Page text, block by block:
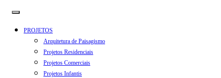
PROJETOS
Arquitetura de Paisagismo
Projetos Residenciais
Projetos Comerciais
Projetos Infantis